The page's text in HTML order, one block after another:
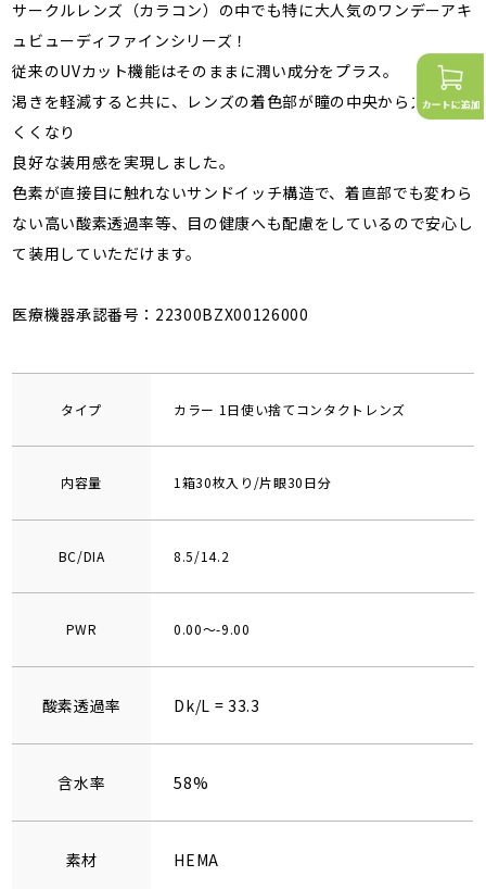
サークルレンズ（カラコン）の中でも特に大人気のワンデーアキ
ュビューディファインシリーズ！
従来のUVカット機能はそのままに潤い成分をプラス。
渇きを軽減すると共に、レンズの着色部が瞳の中央からズレにに
くくなり
良好な装用感を実現しました。
色素が直接目に触れないサンドイッチ構造で、着直部でも変わら
ない高い酸素透過率等、目の健康へも配慮をしているので安心し
て装用していただけます。
医療機器承認番号：22300BZX00126000
タイプ カラー 1日使い捨てコンタクトレンズ
内容量 1箱30枚入り/片眼30日分
BC/DIA 8.5/14.2
PWR 0.00～-9.00
酸素透過率 Dk/L = 33.3
含水率 58%
素材 HEMA